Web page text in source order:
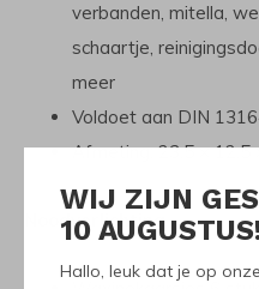
WIJ ZIJN
10 AUGUSTUS!
Hallo, leuk dat je op
verbanden, mitella,
schaartje,
meer
Voldoet aan DIN
Afmeting: 23,5 × 12,5
Noodverlichting